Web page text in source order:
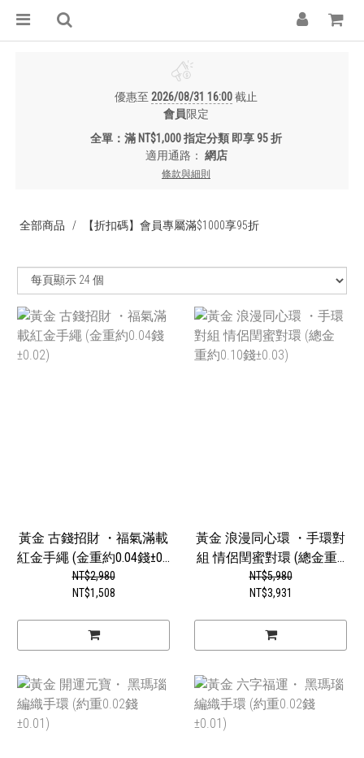
優惠至 2026/08/31 16:00截止
會員限定
全單：滿 NT$1,000 指定分類 即享 95 折
適用通路： 網店
條款與細則
全部商品 【折扣碼】會員專屬滿$1000享95折
黃金 古錢招財 ・福氣滿載
紅金手繩 (金重約0.04錢±0...
NT$2,980
NT$1,508
黃金 浪漫同心環 ・手環對
組 情侶閏蜜對環 (總金重...
NT$5,980
NT$3,931